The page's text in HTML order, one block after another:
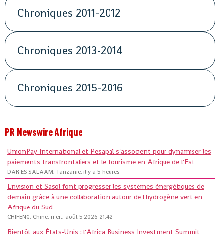
Chroniques 2011-2012
Chroniques 2013-2014
Chroniques 2015-2016
PR Newswire Afrique
UnionPay International et Pesapal s'associent pour dynamiser les
paiements transfrontaliers et le tourisme en Afrique de l'Est
DAR ES SALAAM, Tanzanie, il y a 5 heures
Envision et Sasol font progresser les systèmes énergétiques de
demain grâce à une collaboration autour de l'hydrogène vert en
Afrique du Sud
CHIFENG, Chine, mer., août 5 2026 21:42
Bientôt aux États-Unis : l'Africa Business Investment Summit